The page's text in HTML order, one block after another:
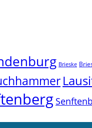
Brieske